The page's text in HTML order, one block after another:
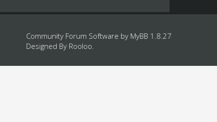
Community Forum Software by MyBB 1.8.27
Designed By Rooloo.